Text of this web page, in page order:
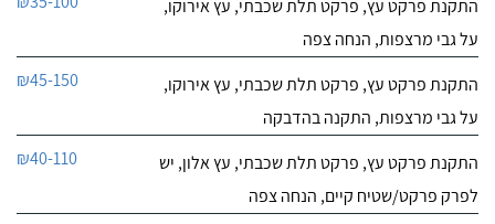
התקנת פרקט עץ, פרקט תלת שכבתי, עץ אירוקו,
על גבי מרצפות, הנחה צפה
התקנת פרקט עץ, פרקט תלת שכבתי, עץ אירוקו,
על גבי מרצפות, התקנה בהדבקה
₪45-150
התקנת פרקט עץ, פרקט תלת שכבתי, עץ אלון, יש
לפרק פרקט/שטיח קיים, הנחה צפה
₪40-110